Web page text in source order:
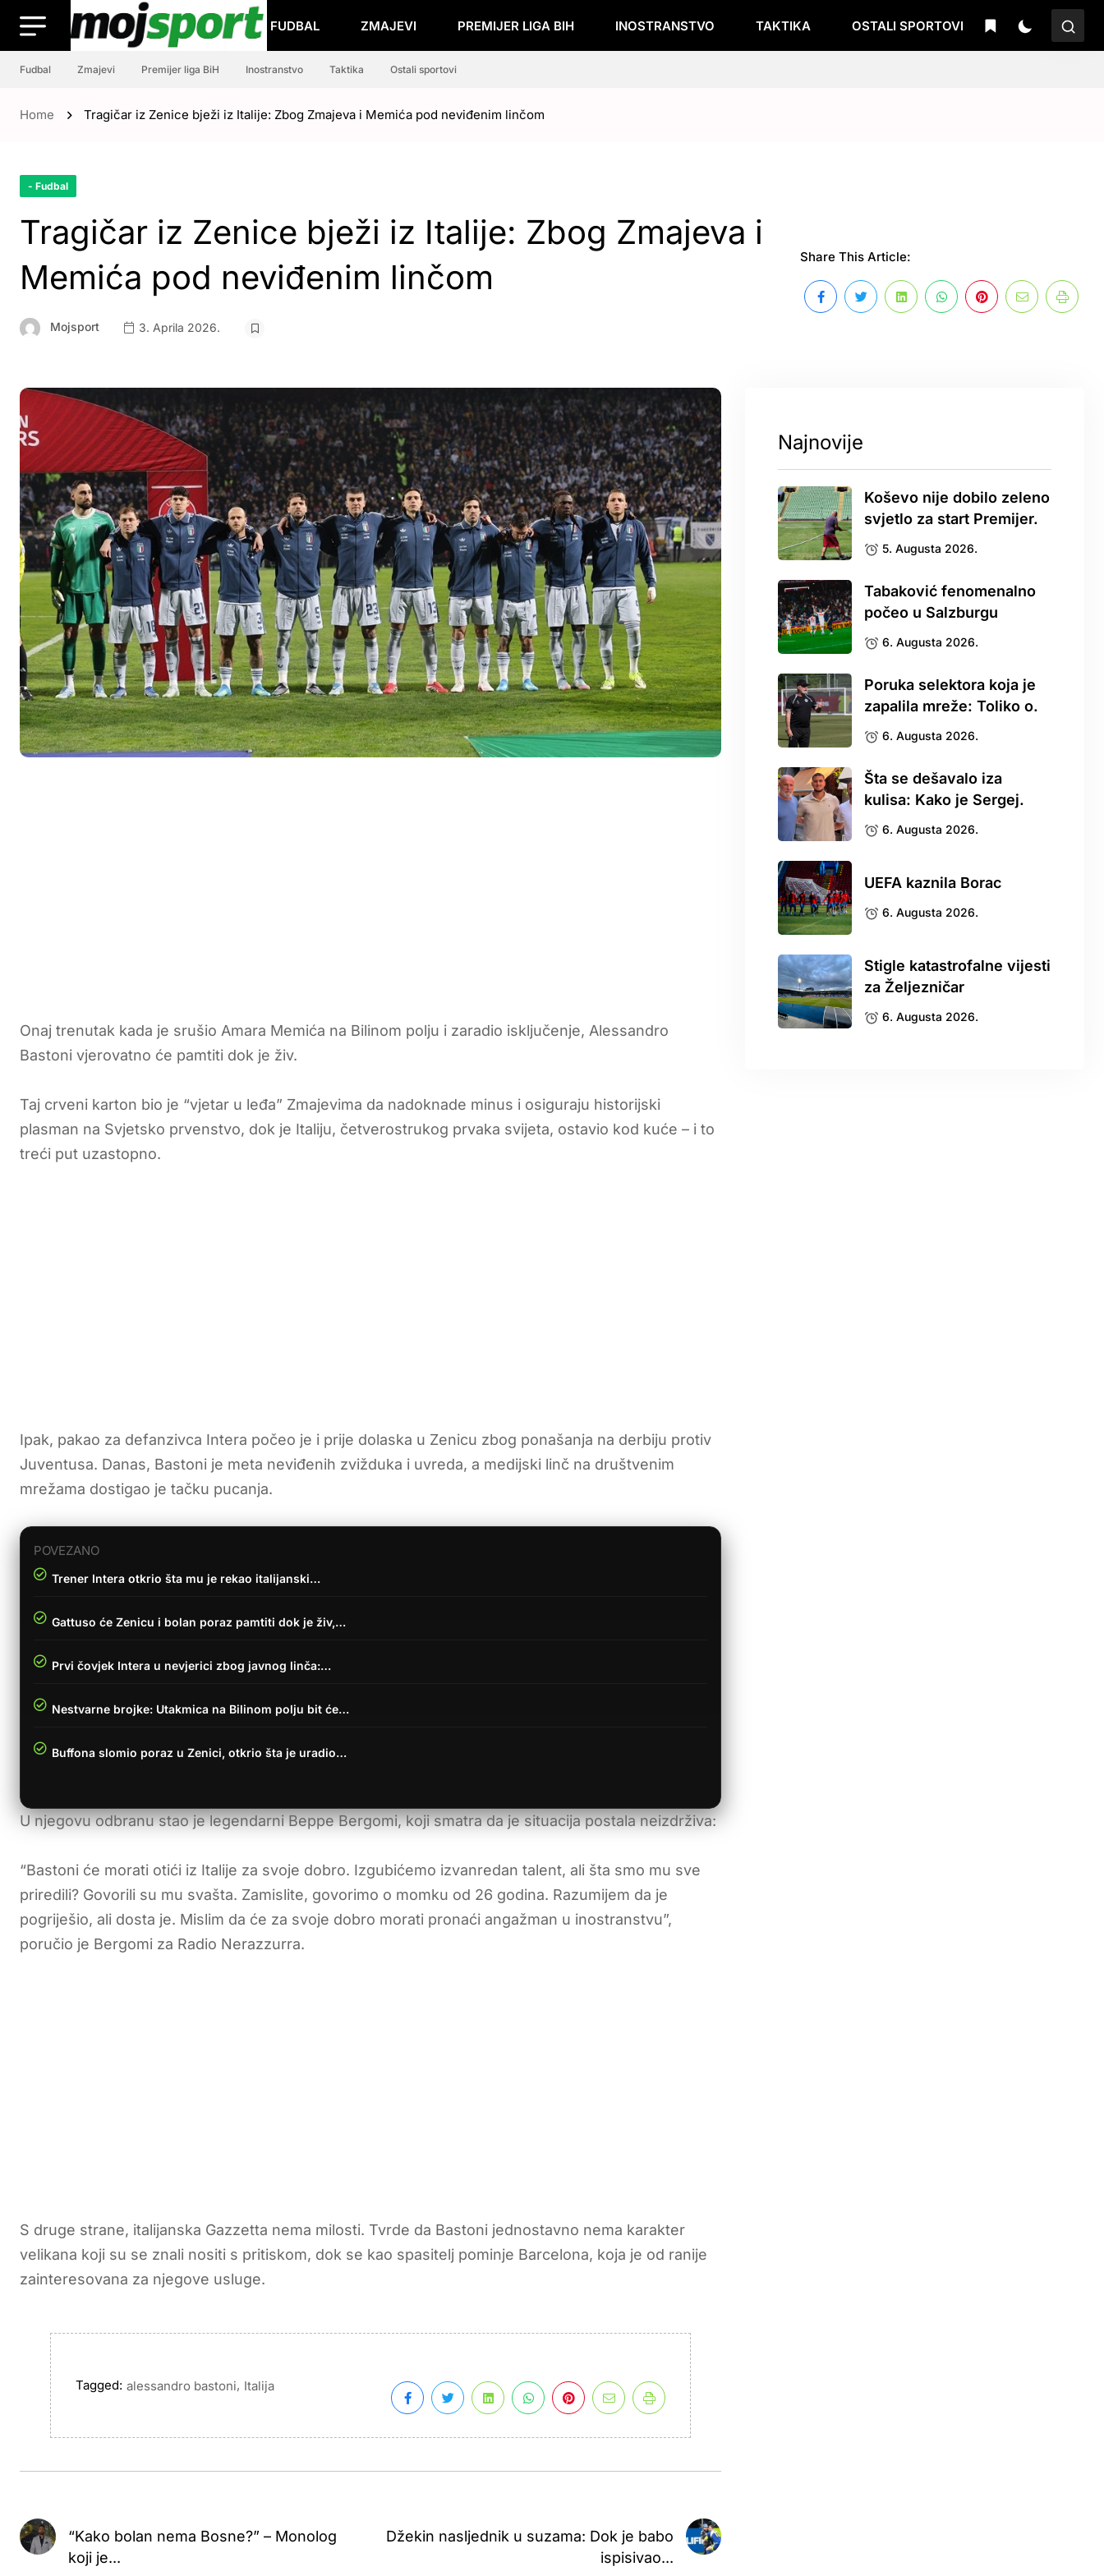
FUDBAL ZMAJEVI PREMIJER LIGA BIH INOSTRANSTVO TAKTIKA OSTALI SPORTOVI
Fudbal Zmajevi Premijer liga BiH Inostranstvo Taktika Ostali sportovi
Home Tragičar iz Zenice bježi iz Italije: Zbog Zmajeva i Memića pod neviđenim linčom
- Fudbal
Tragičar iz Zenice bježi iz Italije: Zbog Zmajeva i
Memića pod neviđenim linčom
Mojsport 3. Aprila 2026.
Share This Article:
Onaj trenutak kada je srušio Amara Memića na Bilinom polju i zaradio isključenje, Alessandro
Bastoni vjerovatno će pamtiti dok je živ.
Taj crveni karton bio je “vjetar u leđa” Zmajevima da nadoknade minus i osiguraju historijski
plasman na Svjetsko prvenstvo, dok je Italiju, četverostrukog prvaka svijeta, ostavio kod kuće – i to
treći put uzastopno.
Ipak, pakao za defanzivca Intera počeo je i prije dolaska u Zenicu zbog ponašanja na derbiju protiv
Juventusa. Danas, Bastoni je meta neviđenih zvižduka i uvreda, a medijski linč na društvenim
mrežama dostigao je tačku pucanja.
POVEZANO
Trener Intera otkrio šta mu je rekao italijanski…
Gattuso će Zenicu i bolan poraz pamtiti dok je živ,…
Prvi čovjek Intera u nevjerici zbog javnog linča:…
Nestvarne brojke: Utakmica na Bilinom polju bit će…
Buffona slomio poraz u Zenici, otkrio šta je uradio…
U njegovu odbranu stao je legendarni Beppe Bergomi, koji smatra da je situacija postala neizdrživa:
“Bastoni će morati otići iz Italije za svoje dobro. Izgubićemo izvanredan talent, ali šta smo mu sve
priredili? Govorili su mu svašta. Zamislite, govorimo o momku od 26 godina. Razumijem da je
pogriješio, ali dosta je. Mislim da će za svoje dobro morati pronaći angažman u inostranstvu”,
poručio je Bergomi za Radio Nerazzurra.
S druge strane, italijanska Gazzetta nema milosti. Tvrde da Bastoni jednostavno nema karakter
velikana koji su se znali nositi s pritiskom, dok se kao spasitelj pominje Barcelona, koja je od ranije
zainteresovana za njegove usluge.
Tagged: alessandro bastoni, Italija
“Kako bolan nema Bosne?” – Monolog
koji je...
Džekin nasljednik u suzama: Dok je babo
ispisivao...
Najnovije
Koševo nije dobilo zeleno
svjetlo za start Premijer.
5. Augusta 2026.
Tabaković fenomenalno
počeo u Salzburgu
6. Augusta 2026.
Poruka selektora koja je
zapalila mreže: Toliko o.
6. Augusta 2026.
Šta se dešavalo iza
kulisa: Kako je Sergej.
6. Augusta 2026.
UEFA kaznila Borac
6. Augusta 2026.
Stigle katastrofalne vijesti
za Željezničar
6. Augusta 2026.